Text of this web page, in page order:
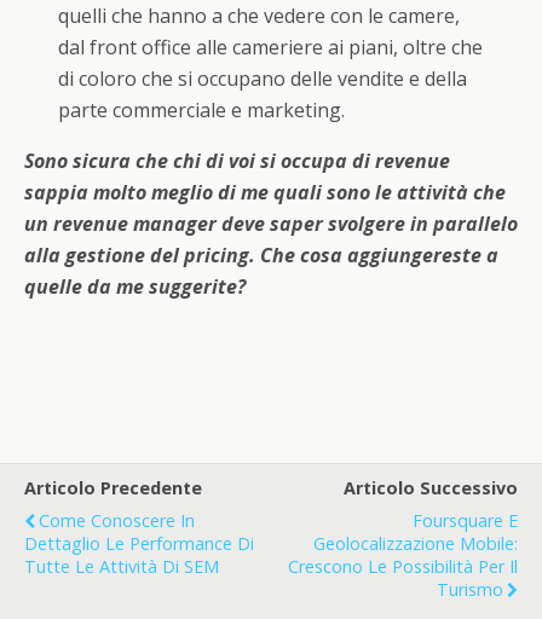
quelli che hanno a che vedere con le camere,
dal front office alle cameriere ai piani, oltre che
di coloro che si occupano delle vendite e della
parte commerciale e marketing.
Sono sicura che chi di voi si occupa di revenue
sappia molto meglio di me quali sono le attività che
un revenue manager deve saper svolgere in parallelo
alla gestione del pricing. Che cosa aggiungereste a
quelle da me suggerite?
Articolo Precedente
Come Conoscere In
Dettaglio Le Performance Di
Tutte Le Attività Di SEM
Articolo Successivo
Foursquare E
Geolocalizzazione Mobile:
Crescono Le Possibilità Per Il
Turismo